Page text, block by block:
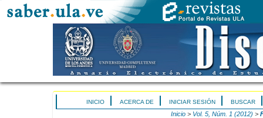
INICIO ACERCA DE INICIAR SESIÓN BUSCAR
Inicio > Vol. 5, Núm. 1 (2012) >